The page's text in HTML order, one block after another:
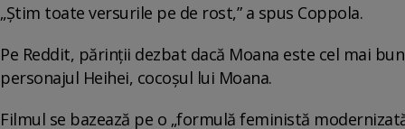
„Știm toate versurile pe de rost,” a spus Coppola.
Pe Reddit, părinții dezbat dacă Moana este cel mai
personajul Heihei, cocoșul lui Moana.
Filmul se bazează pe o „formulă feministă